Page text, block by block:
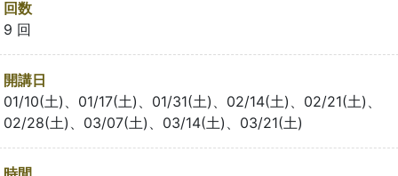
回数
9 回
開講日
01/10(土)、01/17(土)、01/31(土)、02/14(土)、02/21(土)、
02/28(土)、03/07(土)、03/14(土)、03/21(土)